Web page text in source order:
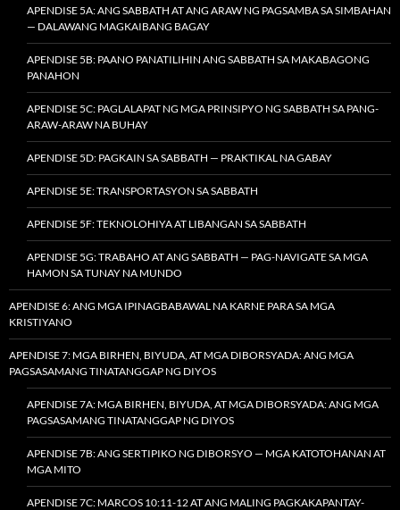
APENDISE 5A: ANG SABBATH AT ANG ARAW NG PAGSAMBA SA SIMBAHAN
— DALAWANG MAGKAIBANG BAGAY
APENDISE 5B: PAANO PANATILIHIN ANG SABBATH SA MAKABAGONG
PANAHON
APENDISE 5C: PAGLALAPAT NG MGA PRINSIPYO NG SABBATH SA PANG-
ARAW-ARAW NA BUHAY
APENDISE 5D: PAGKAIN SA SABBATH — PRAKTIKAL NA GABAY
APENDISE 5E: TRANSPORTASYON SA SABBATH
APENDISE 5F: TEKNOLOHIYA AT LIBANGAN SA SABBATH
APENDISE 5G: TRABAHO AT ANG SABBATH — PAG-NAVIGATE SA MGA
HAMON SA TUNAY NA MUNDO
APENDISE 6: ANG MGA IPINAGBABAWAL NA KARNE PARA SA MGA
KRISTIYANO
APENDISE 7: MGA BIRHEN, BIYUDA, AT MGA DIBORSYADA: ANG MGA
PAGSASAMANG TINATANGGAP NG DIYOS
APENDISE 7A: MGA BIRHEN, BIYUDA, AT MGA DIBORSYADA: ANG MGA
PAGSASAMANG TINATANGGAP NG DIYOS
APENDISE 7B: ANG SERTIPIKO NG DIBORSYO — MGA KATOTOHANAN AT
MGA MITO
APENDISE 7C: MARCOS 10:11-12 AT ANG MALING PAGKAKAPANTAY-